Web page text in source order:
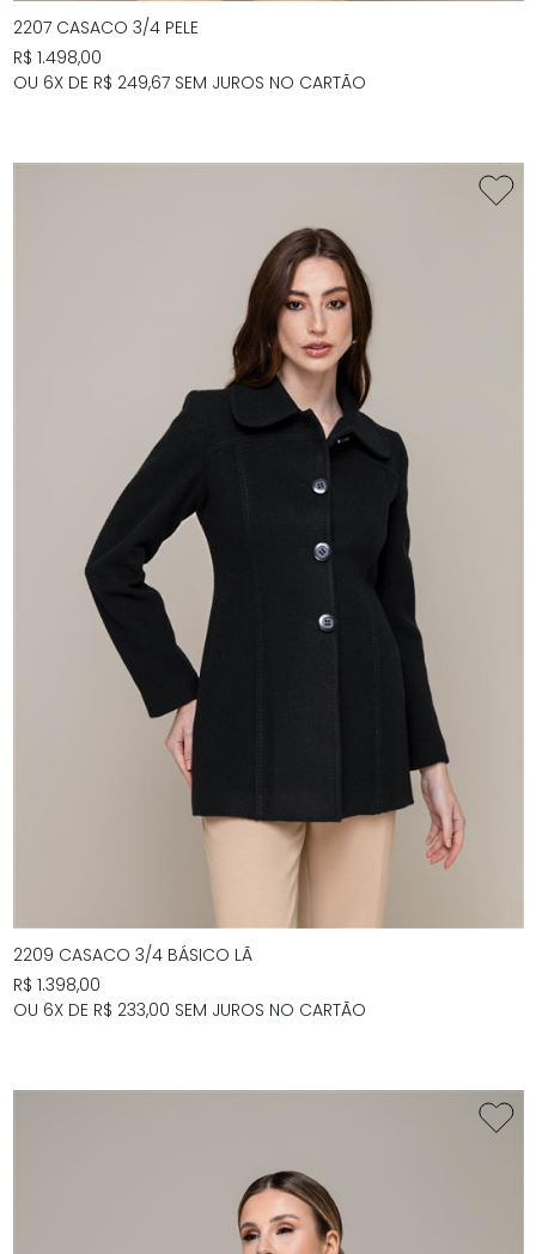
2207 CASACO 3/4 PELE
R$ 1.498,00
OU 6X DE R$ 249,67 SEM JUROS NO CARTÃO
2209 CASACO 3/4 BÁSICO LÃ
R$ 1.398,00
OU 6X DE R$ 233,00 SEM JUROS NO CARTÃO